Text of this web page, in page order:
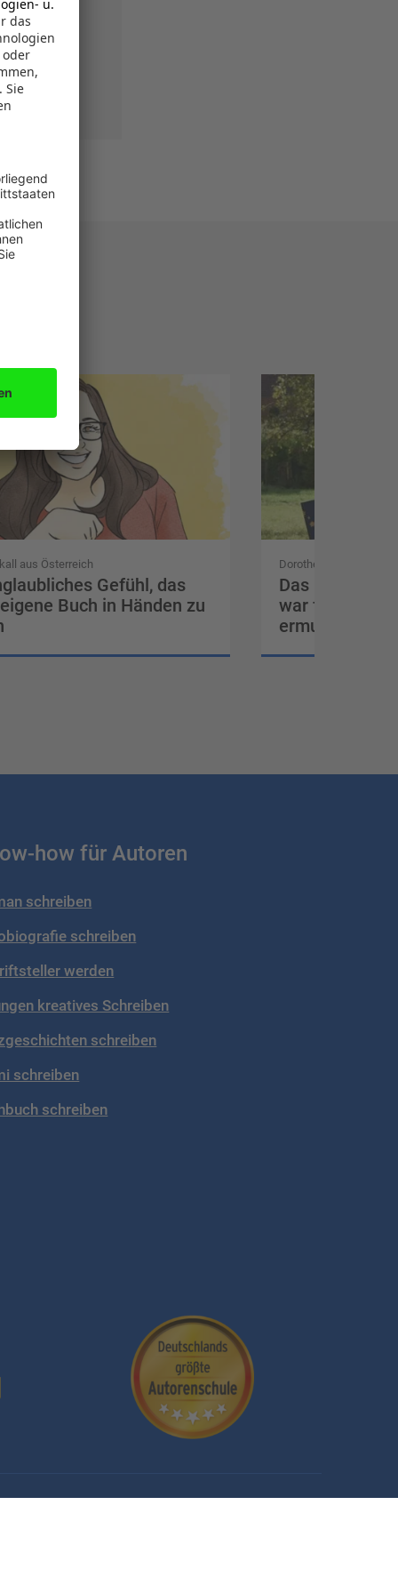
aus Österreich
Gefühl, das
Buch in Händen zu
Dorothea Barbosa
Das
war für mich
ermutigend
how für Autoren
schreiben
schreiben
werden
kreatives Schreiben
schreiben
schreiben
schreiben